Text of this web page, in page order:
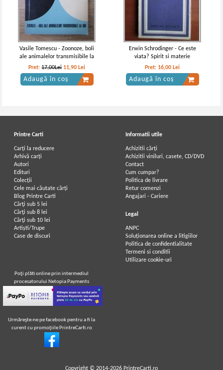
Vasile Tomescu - Zoonoze, boli
ale animalelor transmisibile la
om
Pret:17,00Lei 11,90 Lei
Adaugă în coș
Erwin Schrodinger - Ce este
viata? Spirit si materie
Pret: 16,00 Lei
Adaugă în coș
Printre Carti
Carți la reducere
Arhivă carți
Autori
Edituri
Colecții
Cele mai căutate cărți
Blog Printre Carti
Cărţi sub 5 lei
Cărţi sub 8 lei
Cărţi sub 10 lei
Artiști/Trupe
Case de discuri
Informatii utile
Achizitii cărți
Achizitii viniluri, casete, CD/DVD
Contact
Cum cumpar?
Politica de livrare
Retur comenzi
Angajari - Cariere
Legal
ANPC
Soluționarea online a litigiilor
Politica de confidentialitate
Termeni si conditii
Utilizare cookie-uri
Poţi plăti online prin intermediul
procesatorului Netopia Payments
Urmăreşte-ne pe facebook pentru a fi la
curent cu promoţiile PrintreCarti.ro
Copyright © 2014-2026 PrintreCarti.ro